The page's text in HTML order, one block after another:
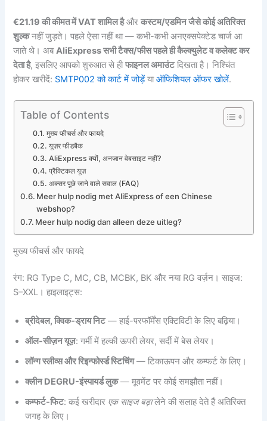
€21.19 की कीमत में VAT शामिल हैऔरकस्टम/एडमिन जैसे कोई अतिरिक्त
शुल्कनहीं जुड़ते। पहले ऐसा नहीं था — कभी-कभी अनएक्सपेक्टेड चार्ज आ
जाते थे। अबAliExpress सभी टैक्स/फीस पहले ही कैल्क्युलेट व कलेक्ट कर
देता है, इसलिए आपको शुरुआत से हीफाइनल अमाउंटदिखता है। निश्चिंत
होकर खरीदें: SMTP002 को कार्ट में जोड़ेंयाऑफिशियल ऑफर खोलें.
Table of Contents
मुख्य फीचर्स और फायदे
यूज़र फीडबैक
AliExpress क्यों, अनजान वेबसाइट नहीं?
प्रैक्टिकल यूज़
अक्सर पूछे जाने वाले सवाल (FAQ)
Meer hulp nodig met AliExpress of een Chinese
webshop?
Meer hulp nodig dan alleen deze uitleg?
मुख्य फीचर्स और फायदे
रंग: RG Type C, MC, CB, MCBK, BK और नया RG वर्ज़न। साइज:
S–XXL। हाइलाइट्स:
ब्रीदेबल, क्विक-ड्राय निट— हाई-परफॉर्मेंस एक्टिविटी के लिए बढ़िया।
ऑल-सीज़न यूज़: गर्मी में हल्की ऊपरी लेयर, सर्दी में बेस लेयर।
लॉन्ग स्लीव्स और रिइन्फोर्स्ड स्टिचिंग— टिकाऊपन और कम्फर्ट के लिए।
क्लीन DEGRU-इंस्पायर्ड लुक— मूवमेंट पर कोई समझौता नहीं।
कम्फर्ट-फिट: कई खरीदार एक साइज बड़ालेने की सलाह देते हैं अतिरिक्त
जगह के लिए।